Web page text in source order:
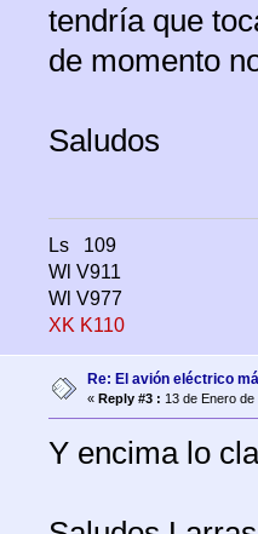
tendría que
de momento
Saludos
Ls 109
Wl V911
Wl V977
XK K110
Re: El avión eléctrico
« Reply #3 : 13 de Enero
Y encima lo